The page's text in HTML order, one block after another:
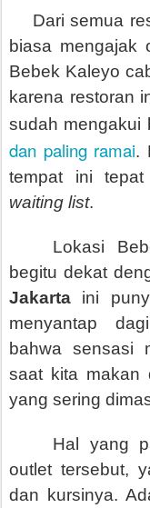
Dari semua
biasa mengajak
Bebek Kaleyo
karena restoran
sudah mengakui
dan paling ramai.
tempat ini
waiting list.
Lokasi
begitu dekat
Jakarta ini
menyantap
bahwa sensasi
saat kita makan
yang sering
Hal yang
outlet tersebut,
dan kursinya.